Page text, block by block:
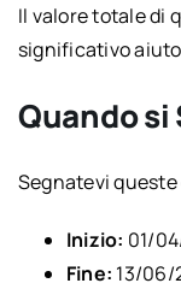
Il valore totale di
significativo
Quando si
Segnatevi
Inizio: 01/
Fine: 13/06/